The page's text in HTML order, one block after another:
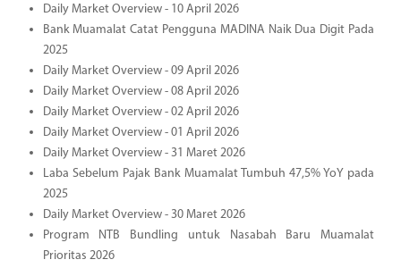
Daily Market Overview - 10 April 2026
Bank Muamalat Catat Pengguna MADINA Naik Dua Digit Pada
2025
Daily Market Overview - 09 April 2026
Daily Market Overview - 08 April 2026
Daily Market Overview - 02 April 2026
Daily Market Overview - 01 April 2026
Daily Market Overview - 31 Maret 2026
Laba Sebelum Pajak Bank Muamalat Tumbuh 47,5% YoY pada
2025
Daily Market Overview - 30 Maret 2026
Program NTB Bundling untuk Nasabah Baru Muamalat
Prioritas 2026